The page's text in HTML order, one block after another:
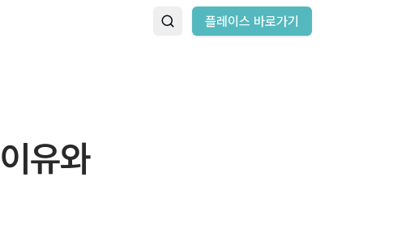
플레이스 바로가기
유와